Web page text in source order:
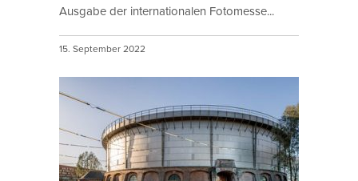
Ausgabe der internationalen Fotomesse...
15. September 2022